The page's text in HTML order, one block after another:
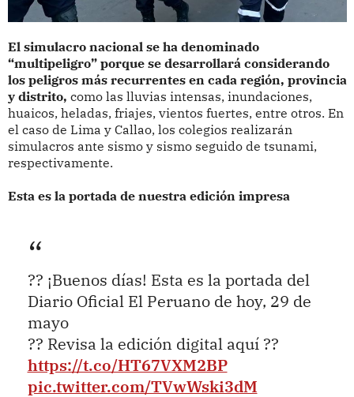
El simulacro nacional se ha denominado
“multipeligro” porque se desarrollará considerando
los peligros más recurrentes en cada región, provincia
y distrito, como las lluvias intensas, inundaciones,
huaicos, heladas, friajes, vientos fuertes, entre otros. En
el caso de Lima y Callao, los colegios realizarán
simulacros ante sismo y sismo seguido de tsunami,
respectivamente.
Esta es la portada de nuestra edición impresa
?? ¡Buenos días! Esta es la portada del
Diario Oficial El Peruano de hoy, 29 de
mayo
?? Revisa la edición digital aquí ??
https://t.co/HT67VXM2BP
pic.twitter.com/TVwWski3dM